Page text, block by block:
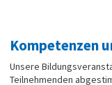
Kompetenzen
Unsere
Teilnehmenden